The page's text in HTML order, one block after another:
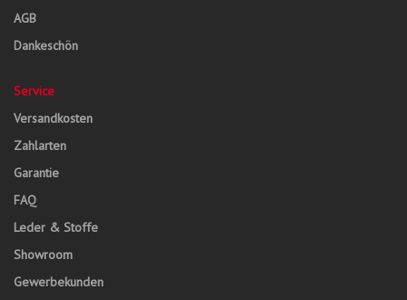
AGB
Dankeschön
Service
Versandkosten
Zahlarten
Garantie
FAQ
Leder & Stoffe
Showroom
Gewerbekunden